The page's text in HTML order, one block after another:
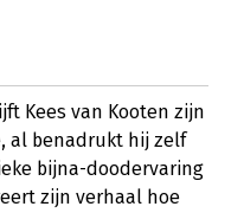
Kees van Kooten zijn
al benadrukt hij zelf
bijna-doodervaring
zijn verhaal hoe